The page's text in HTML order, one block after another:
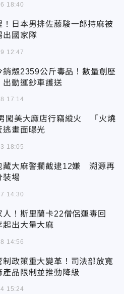
18:40
！日本男排佐藤駿一郎持麻被
國家隊
12:47
銷燬2359公斤毒品！數量創歷
動運鈔車護送
17:14
闖美大麻店行竊縱火 「火燒
逃畫面曝光
18:05
藏大麻警攔截逮12嫌 溯源再
裝場
14:30
人！斯里蘭卡22僧侶運毒回
出大量大麻
14:56
制政策重大變革！司法部放寬
產品限制並推動降級
15:24